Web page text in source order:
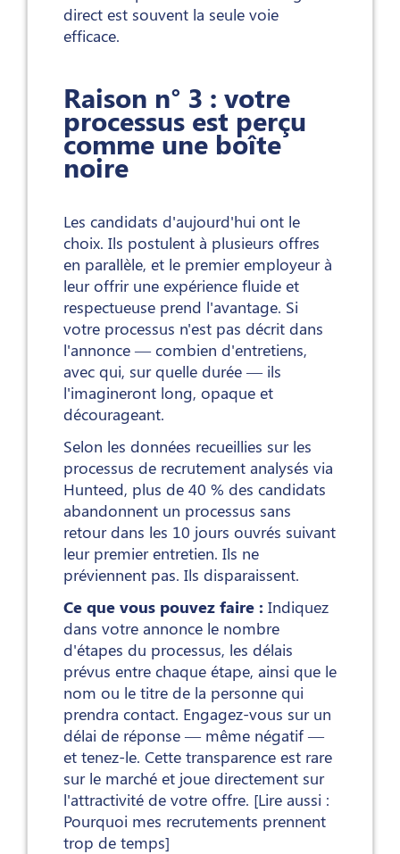
direct est souvent la seule voie
efficace.
Raison n° 3 : votre
processus est perçu
comme une boîte
noire
Les candidats d'aujourd'hui ont le
choix. Ils postulent à plusieurs offres
en parallèle, et le premier employeur à
leur offrir une expérience fluide et
respectueuse prend l'avantage. Si
votre processus n'est pas décrit dans
l'annonce — combien d'entretiens,
avec qui, sur quelle durée — ils
l'imagineront long, opaque et
décourageant.
Selon les données recueillies sur les
processus de recrutement analysés via
Hunteed, plus de 40 % des candidats
abandonnent un processus sans
retour dans les 10 jours ouvrés suivant
leur premier entretien. Ils ne
préviennent pas. Ils disparaissent.
Ce que vous pouvez faire : Indiquez
dans votre annonce le nombre
d'étapes du processus, les délais
prévus entre chaque étape, ainsi que le
nom ou le titre de la personne qui
prendra contact. Engagez-vous sur un
délai de réponse — même négatif —
et tenez-le. Cette transparence est rare
sur le marché et joue directement sur
l'attractivité de votre offre. [Lire aussi :
Pourquoi mes recrutements prennent
trop de temps]